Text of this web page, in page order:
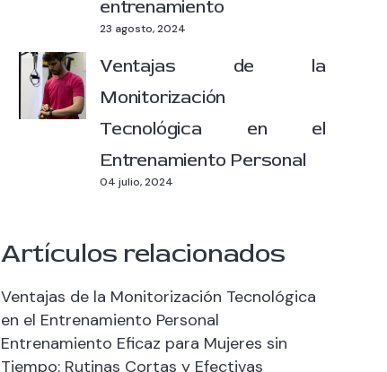
entrenamiento
23 agosto, 2024
Ventajas de la
Monitorización
Tecnológica en el
Entrenamiento Personal
04 julio, 2024
Artículos relacionados
Ventajas de la Monitorización Tecnológica
en el Entrenamiento Personal
Entrenamiento Eficaz para Mujeres sin
Tiempo: Rutinas Cortas y Efectivas